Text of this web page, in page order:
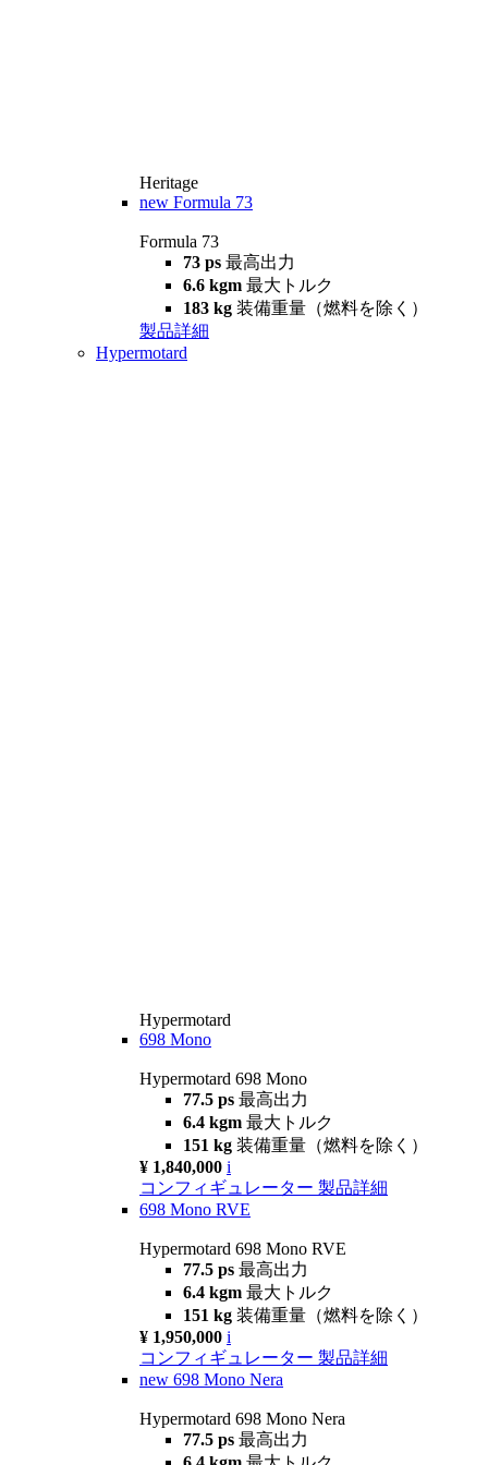
Heritage
new Formula 73
Formula 73
73 ps 最高出力
6.6 kgm 最大トルク
183 kg 装備重量（燃料を除く）
製品詳細
Hypermotard
Hypermotard
698 Mono
Hypermotard 698 Mono
77.5 ps 最高出力
6.4 kgm 最大トルク
151 kg 装備重量（燃料を除く）
¥ 1,840,000 i
コンフィギュレーター 製品詳細
698 Mono RVE
Hypermotard 698 Mono RVE
77.5 ps 最高出力
6.4 kgm 最大トルク
151 kg 装備重量（燃料を除く）
¥ 1,950,000 i
コンフィギュレーター 製品詳細
new 698 Mono Nera
Hypermotard 698 Mono Nera
77.5 ps 最高出力